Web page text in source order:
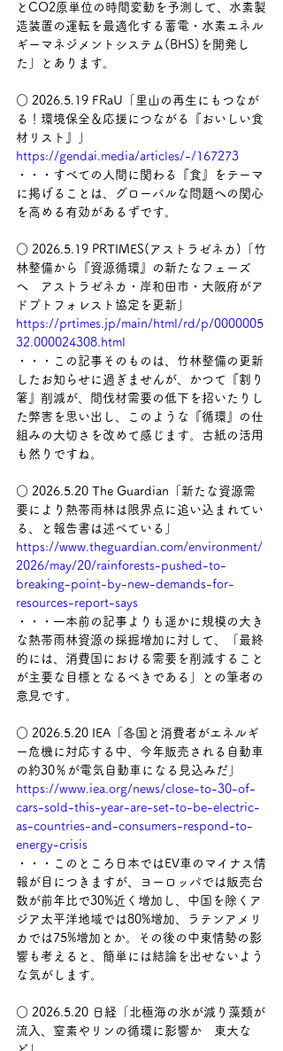
とCO2原単位の時間変動を予測して、水素製
造装置の運転を最適化する蓄電・水素エネル
ギーマネジメントシステム(BHS)を開発し
た」とあります。
○ 2026.5.19 FRaU「里山の再生にもつなが
る！環境保全＆応援につながる『おいしい食
材リスト』」
https://gendai.media/articles/-/167273
・・・すべての人間に関わる『食』をテーマ
に掲げることは、グローバルな問題への関心
を高める有効があるずです。
○ 2026.5.19 PRTIMES(アストラゼネカ)「竹
林整備から『資源循環』の新たなフェーズ
へ　アストラゼネカ・岸和田市・大阪府がア
ドプトフォレスト協定を更新」
https://prtimes.jp/main/html/rd/p/0000005
32.000024308.html
・・・この記事そのものは、竹林整備の更新
したお知らせに過ぎませんが、かつて『割り
箸』削減が、間伐材需要の低下を招いたりし
た弊害を思い出し、このような『循環』の仕
組みの大切さを改めて感じます。古紙の活用
も然りですね。
○ 2026.5.20 The Guardian「新たな資源需
要により熱帯雨林は限界点に追い込まれてい
る、と報告書は述べている」
https://www.theguardian.com/environment/
2026/may/20/rainforests-pushed-to-
breaking-point-by-new-demands-for-
resources-report-says
・・・一本前の記事よりも遥かに規模の大き
な熱帯雨林資源の採掘増加に対して、「最終
的には、消費国における需要を削減すること
が主要な目標となるべきである」との筆者の
意見です。
○ 2026.5.20 IEA「各国と消費者がエネルギ
ー危機に対応する中、今年販売される自動車
の約30％が電気自動車になる見込みだ」
https://www.iea.org/news/close-to-30-of-
cars-sold-this-year-are-set-to-be-electric-
as-countries-and-consumers-respond-to-
energy-crisis
・・・このところ日本ではEV車のマイナス情
報が目につきますが、ヨーロッパでは販売台
数が前年比で30%近く増加し、中国を除くア
ジア太平洋地域では80%増加、ラテンアメリ
カでは75%増加とか。その後の中東情勢の影
響も考えると、簡単には結論を出せないよう
な気がします。
○ 2026.5.20 日経「北極海の氷が減り藻類が
流入、窒素やリンの循環に影響か　東大な